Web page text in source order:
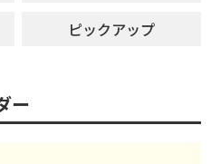
ピックアップ
ー